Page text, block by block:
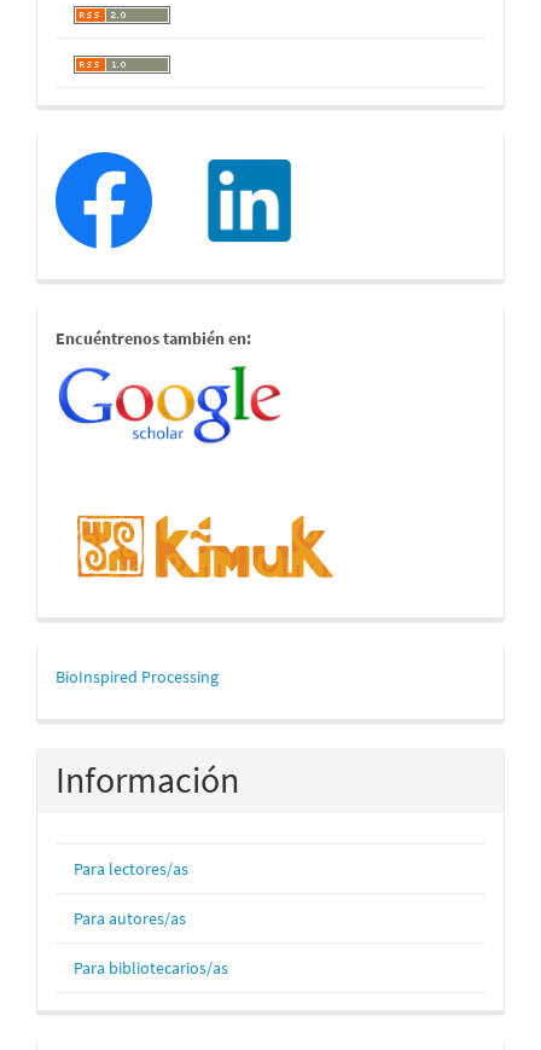
redessociales
estamostambien
Encuéntrenos también en:
mascerca
BioInspired Processing
Información
Para lectores/as
Para autores/as
Para bibliotecarios/as